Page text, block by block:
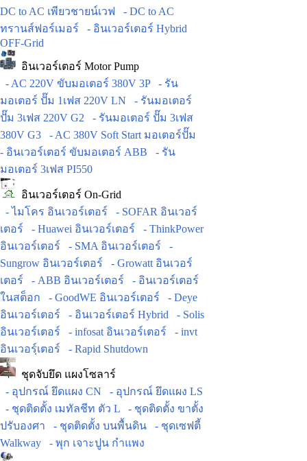
DC to AC เพียวชายน์เวฟ
- DC to AC
ทรานส์ฟอร์เมอร์
- อินเวอร์เตอร์ Hybrid
OFF-Grid
อินเวอร์เตอร์ Motor Pump
- AC 220V ขับมอเตอร์ 380V 3P
- รัน
มอเตอร์ ปั๊ม 1เฟส 220V LN
- รันมอเตอร์
ปั๊ม 3เฟส 220V G2
- รันมอเตอร์ ปั๊ม 3เฟส
380V G3
- AC 380V Soft Start มอเตอร์ปั๊ม
- อินเวอร์เตอร์ ขับมอเตอร์ ABB
- รัน
มอเตอร์ 3เฟส PI550
อินเวอร์เตอร์ On-Grid
- ไมโคร อินเวอร์เตอร์
- SOFAR อินเวอร์
เตอร์
- Huawei อินเวอร์เตอร์
- ThinkPower
อินเวอร์เตอร์
- SMA อินเวอร์เตอร์
-
Sungrow อินเวอร์เตอร์
- Growatt อินเวอร์
เตอร์
- ABB อินเวอร์เตอร์
- อินเวอร์เตอร์
ในสต็อก
- GoodWE อินเวอร์เตอร์
- Deye
อินเวอร์เตอร์
- อินเวอร์เตอร์ Hybrid
- Solis
อินเวอร์เตอร์
- infosat อินเวอร์เตอร์
- invt
อินเวอร์ฺเตอร์
- Rapid Shutdown
ชุดจับยึด แผงโซลาร์
- อุปกรณ์ ยึดแผง CN
- อุปกรณ์ ยึดแผง LS
- ชุดติดตั้ง เมทัลชีท ตัว L
- ชุดติดตั้ง ขาตั้ง
ปรับองศา
- ชุดติดตั้ง บนพื้นดิน
- ชุดเซฟตี้
Walkway
- พุก เจาะปูน กำแพง